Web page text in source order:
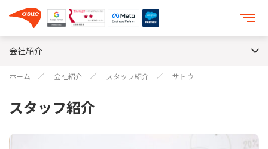
ホーム 会社紹介 スタッフ紹介 サトウ
スタッフ紹介
会社紹介